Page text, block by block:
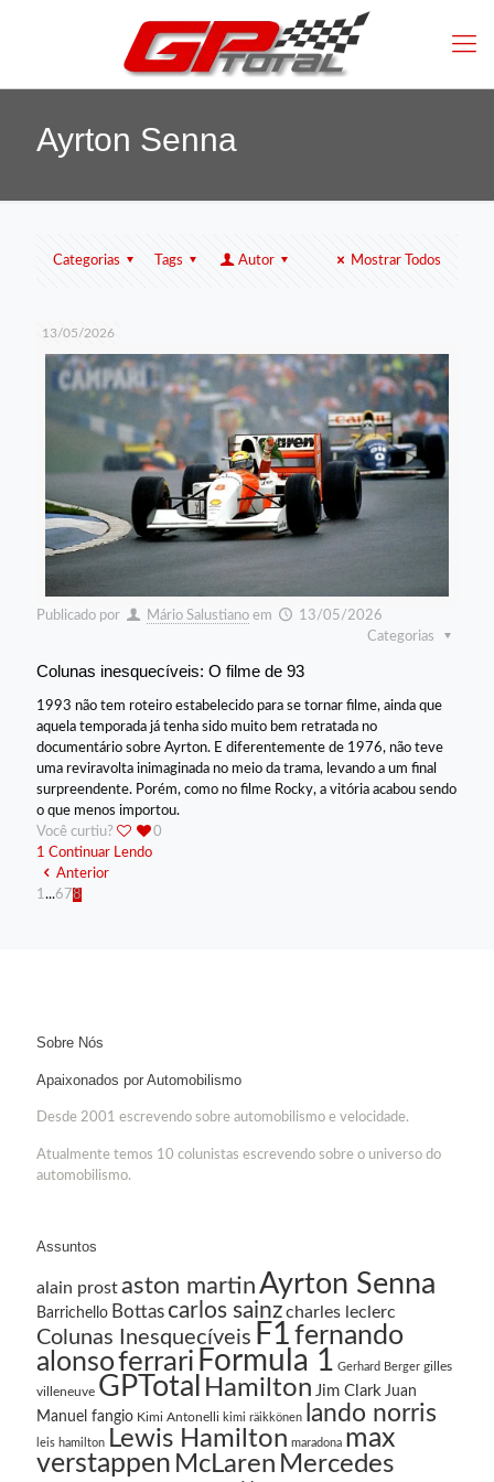
Ayrton Senna
Categorias Tags Autor Mostrar Todos
13/05/2026
Publicado por Mário Salustiano em
13/05/2026
Categorias
Colunas inesquecíveis: O filme de 93
1993 não tem roteiro estabelecido para se tornar filme, ainda que
aquela temporada já tenha sido muito bem retratada no
documentário sobre Ayrton. E diferentemente de 1976, não teve
uma reviravolta inimaginada no meio da trama, levando a um final
surpreendente. Porém, como no filme Rocky, a vitória acabou sendo
o que menos importou.
Você curtiu?
0
1 Continuar Lendo
Anterior
1...6 78
Sobre Nós
Apaixonados por Automobilismo
Desde 2001 escrevendo sobre automobilismo e velocidade.
Atualmente temos 10 colunistas escrevendo sobre o universo do
automobilismo.
Assuntos
alain prostaston martinAyrton Senna
Barrichello Bottas carlos sainzcharles leclerc
Colunas Inesquecíveis F1 fernando
alonsoferrari Formula 1 Gerhard Berger gilles
villeneuve GPTotal Hamilton Jim Clark Juan
Manuel fangio Kimi Antonelli kimi räikkönen lando norris
leis hamilton Lewis Hamilton maradona max
verstappen McLaren Mercedes